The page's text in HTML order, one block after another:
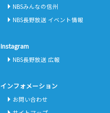
NBSみんなの信州
NBS長野放送 イベント情報
Instagram
NBS長野放送 広報
インフォメーション
お問い合わせ